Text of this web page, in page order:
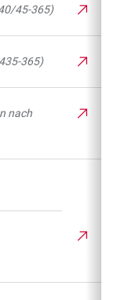
45-365)
365)
nach